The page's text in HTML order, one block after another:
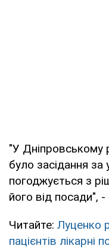
"У Дніпровському
було засідання
погоджується з
його від посади",
Читайте: Луценко
пацієнтів